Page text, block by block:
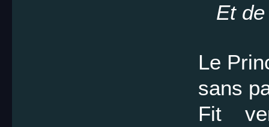
Et
Le
sans
Fit